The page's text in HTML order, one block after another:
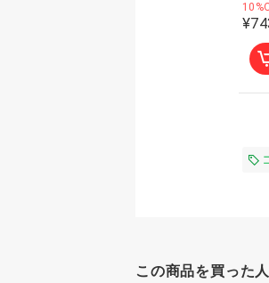
この商品を買った